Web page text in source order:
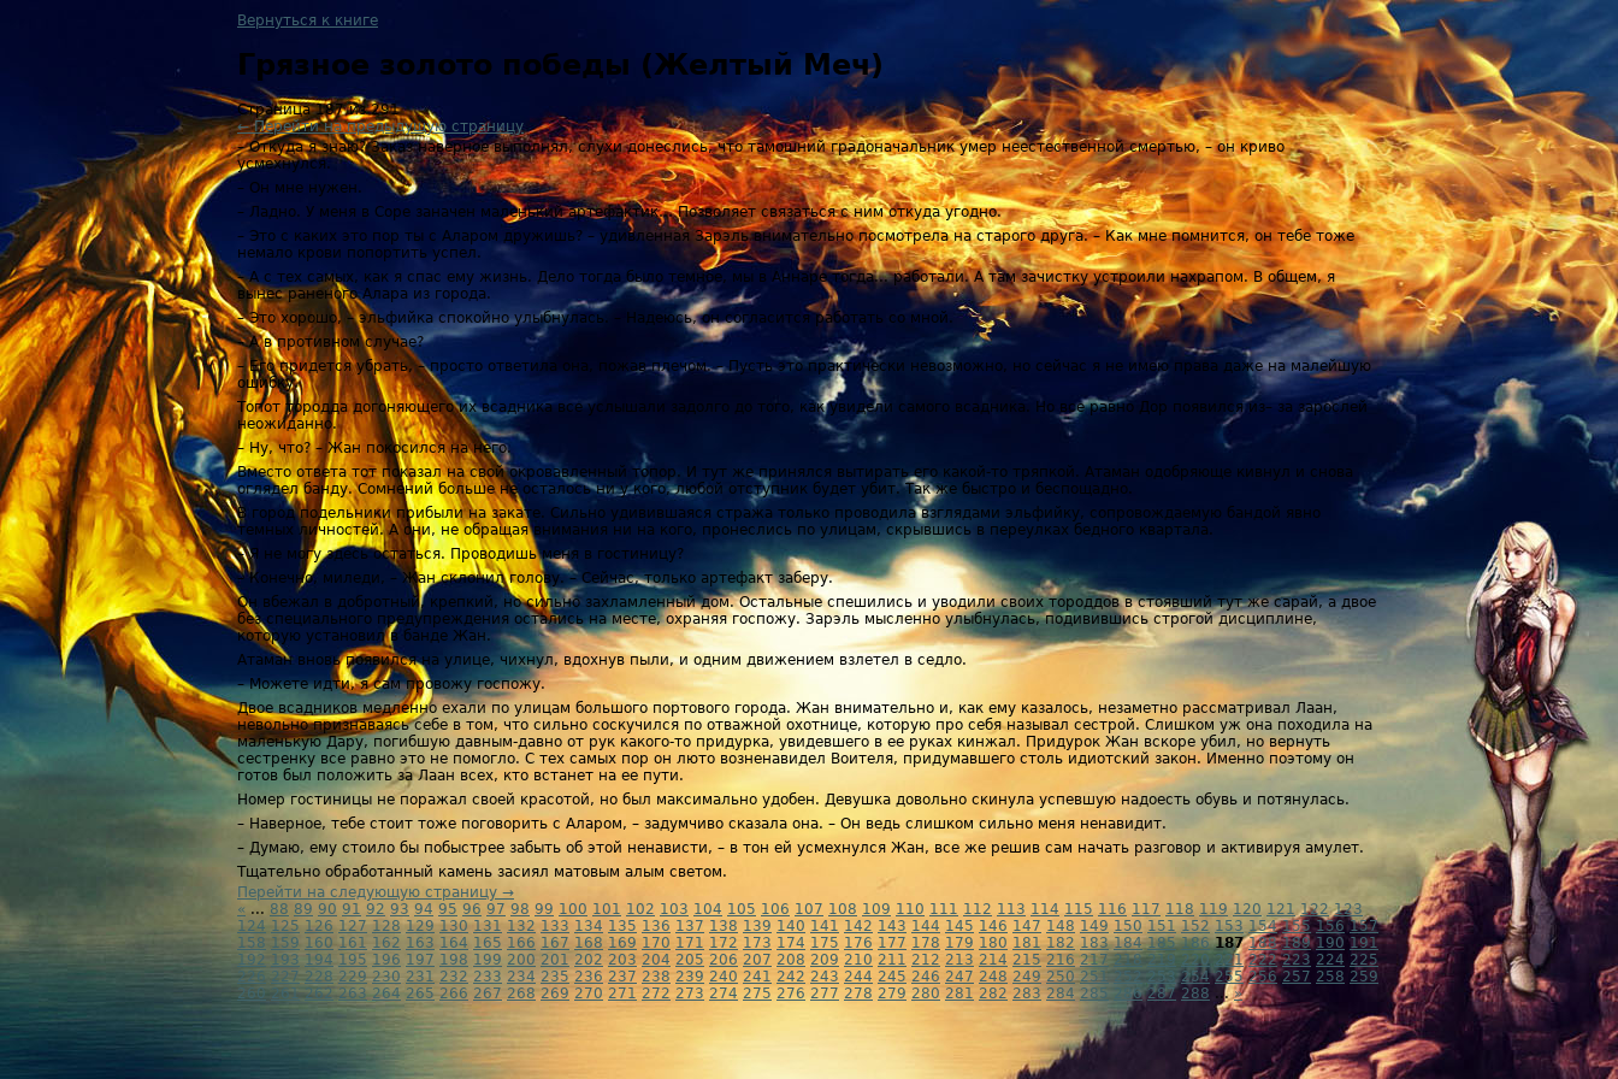
Вернуться к книге
Грязное золото победы (Желтый Меч)
Страница 187 из 291
← Перейти на предыдущую страницу
– Откуда я знаю? Заказ наверное выполнял, слухи донеслись, что тамошний градоначальник умер неестественной смертью, – он криво
усмехнулся.
– Он мне нужен.
– Ладно. У меня в Соре заначен маленький артефактик… Позволяет связаться с ним откуда угодно.
– Это с каких это пор ты с Аларом дружишь? – удивленная Зарэль внимательно посмотрела на старого друга. – Как мне помнится, он тебе тоже
немало крови попортить успел.
– А с тех самых, как я спас ему жизнь. Дело тогда было темное, мы в Аннаре тогда... работали. А там зачистку устроили нахрапом. В общем, я
вынес раненого Алара из города.
– Это хорошо, – эльфийка спокойно улыбнулась. – Надеюсь, он согласится работать со мной.
– А в противном случае?
– Его придется убрать, – просто ответила она, пожав плечом. – Пусть это практически невозможно, но сейчас я не имею права даже на малейшую
ошибку.
Топот тородда догоняющего их всадника все услышали задолго до того, как увидели самого всадника. Но все равно Дор появился из– за зарослей
неожиданно.
– Ну, что? – Жан покосился на него.
Вместо ответа тот показал на свой окровавленный топор. И тут же принялся вытирать его какой-то тряпкой. Атаман одобряюще кивнул и снова
оглядел банду. Сомнений больше не осталось ни у кого, любой отступник будет убит. Так же быстро и беспощадно.
В город подельники прибыли на закате. Сильно удивившаяся стража только проводила взглядами эльфийку, сопровождаемую бандой явно
темных личностей. А они, не обращая внимания ни на кого, пронеслись по улицам, скрывшись в переулках бедного квартала.
– Я не могу здесь остаться. Проводишь меня в гостиницу?
– Конечно, миледи, – Жан склонил голову. – Сейчас, только артефакт заберу.
Он вбежал в добротный, крепкий, но сильно захламленный дом. Остальные спешились и уводили своих тороддов в стоявший тут же сарай, а двое
без специального предупреждения остались на месте, охраняя госпожу. Зарэль мысленно улыбнулась, подивившись строгой дисциплине,
которую установил в банде Жан.
Атаман вновь появился на улице, чихнул, вдохнув пыли, и одним движением взлетел в седло.
– Можете идти, я сам провожу госпожу.
Двое всадников медленно ехали по улицам большого портового города. Жан внимательно и, как ему казалось, незаметно рассматривал Лаан,
невольно признаваясь себе в том, что сильно соскучился по отважной охотнице, которую про себя называл сестрой. Слишком уж она походила на
маленькую Дару, погибшую давным-давно от рук какого-то придурка, увидевшего в ее руках кинжал. Придурок Жан вскоре убил, но вернуть
сестренку все равно это не помогло. С тех самых пор он люто возненавидел Воителя, придумавшего столь идиотский закон. Именно поэтому он
готов был положить за Лаан всех, кто встанет на ее пути.
Номер гостиницы не поражал своей красотой, но был максимально удобен. Девушка довольно скинула успевшую надоесть обувь и потянулась.
– Наверное, тебе стоит тоже поговорить с Аларом, – задумчиво сказала она. – Он ведь слишком сильно меня ненавидит.
– Думаю, ему стоило бы побыстрее забыть об этой ненависти, – в тон ей усмехнулся Жан, все же решив сам начать разговор и активируя амулет.
Тщательно обработанный камень засиял матовым алым светом.
Перейти на следующую страницу →
« ... 88 89 90 91 92 93 94 95 96 97 98 99 100 101 102 103 104 105 106 107 108 109 110 111 112 113 114 115 116 117 118 119 120 121 122 123
124 125 126 127 128 129 130 131 132 133 134 135 136 137 138 139 140 141 142 143 144 145 146 147 148 149 150 151 152 153 154 155 156 157
158 159 160 161 162 163 164 165 166 167 168 169 170 171 172 173 174 175 176 177 178 179 180 181 182 183 184 185 186 187 188 189 190 191
192 193 194 195 196 197 198 199 200 201 202 203 204 205 206 207 208 209 210 211 212 213 214 215 216 217 218 219 220 221 222 223 224 225
226 227 228 229 230 231 232 233 234 235 236 237 238 239 240 241 242 243 244 245 246 247 248 249 250 251 252 253 254 255 256 257 258 259
260 261 262 263 264 265 266 267 268 269 270 271 272 273 274 275 276 277 278 279 280 281 282 283 284 285 286 287 288 ...»